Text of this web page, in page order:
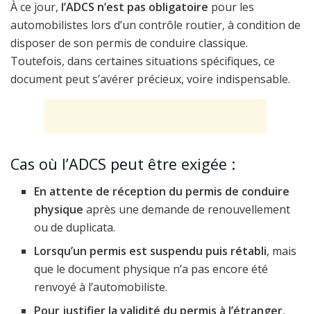
À ce jour, l’ADCS n’est pas obligatoire pour les
automobilistes lors d’un contrôle routier, à condition de
disposer de son permis de conduire classique.
Toutefois, dans certaines situations spécifiques, ce
document peut s’avérer précieux, voire indispensable.
Cas où l’ADCS peut être exigée :
En attente de réception du permis de conduire
physique après une demande de renouvellement
ou de duplicata.
Lorsqu’un permis est suspendu puis rétabli, mais
que le document physique n’a pas encore été
renvoyé à l’automobiliste.
Pour justifier la validité du permis à l’étranger,